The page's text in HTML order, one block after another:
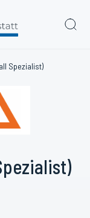
Spezialist)